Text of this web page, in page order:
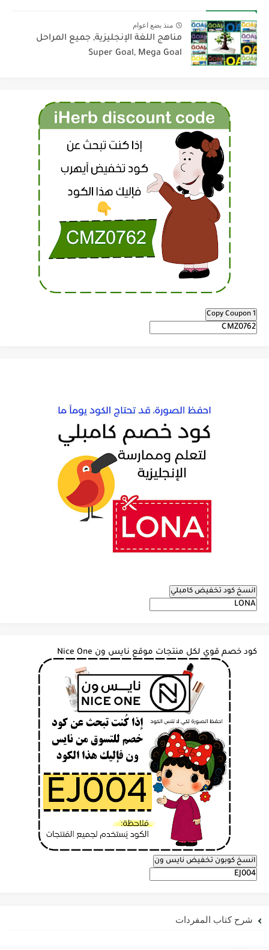
منذ بضع اعوام
مناهج اللغة الإنجليزية, جميع المراحل
Super Goal, Mega Goal
Copy Coupon 1
انسخ كود تخفيض كامبلي
كود خصم قوي لكل منتجات موقع نايس ون Nice One
انسخ كوبون تخفيض نايس ون
شرح كتاب المفردات